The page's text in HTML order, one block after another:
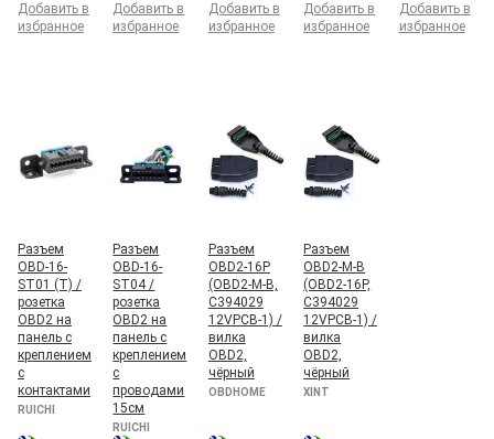
Добавить в
избранное
Добавить в
избранное
Добавить в
избранное
Добавить в
избранное
Добавить в
избранное
Разъем
OBD-16-
ST01 (T) /
розетка
OBD2 на
панель с
креплением
с
контактами
RUICHI
Разъем
OBD-16-
ST04 /
розетка
OBD2 на
панель с
креплением
с
проводами
15см
RUICHI
Разъем
OBD2-16P
(OBD2-M-B,
C394029
12VPCB-1) /
вилка
OBD2,
чёрный
OBDHOME
Разъем
OBD2-M-B
(OBD2-16P,
C394029
12VPCB-1) /
вилка
OBD2,
чёрный
XINT